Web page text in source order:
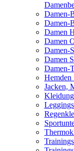
Damen-
Damen-
Damen
Damen
Damen-
Damen
Damen-
Hemden
Jacken,